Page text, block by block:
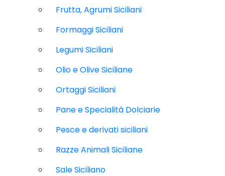
Frutta, Agrumi Siciliani
Formaggi Siciliani
Legumi Siciliani
Olio e Olive Siciliane
Ortaggi Siciliani
Pane e Specialità Dolciarie
Pesce e derivati siciliani
Razze Animali Siciliane
Sale Siciliano